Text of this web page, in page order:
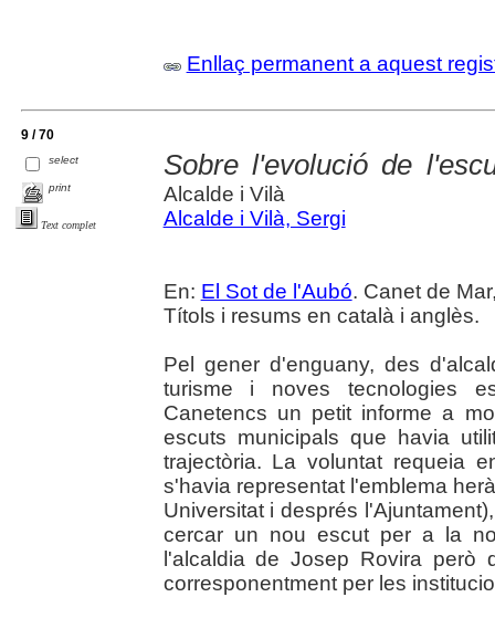
Enllaç permanent a aquest
9 / 70
select
print
Text complet
Sobre l'evolució de
Alcalde i Vilà
Alcalde i Vilà, Sergi
En: El Sot de l'Aubó. Canet de
Títols i resums en català i anglès.
Pel gener d'enguany, des
turisme i noves tecnologies
Canetencs un petit informe a
escuts municipals que havia
trajectòria. La voluntat requeia
s'havia representat l'emblema
Universitat i després
cercar un nou escut per a la
l'alcaldia de Josep Rovira
corresponentment per les